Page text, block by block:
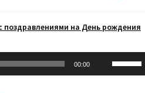
поздравлениями на День рождения
00:00